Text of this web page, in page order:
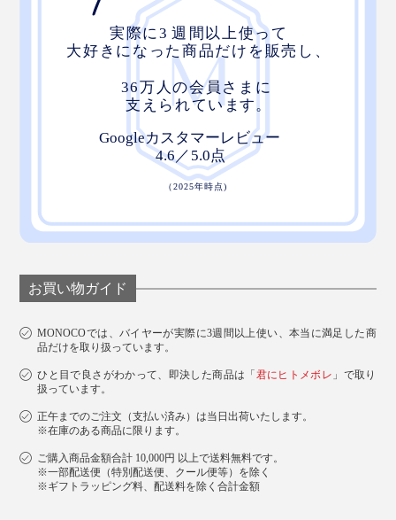
お買い物ガイド
MONOCOでは、バイヤーが実際に3週間以上使い、本当に満足した商
品だけを取り扱っています。
ひと目で良さがわかって、即決した商品は「 君にヒトメボレ 」で取り
扱っています。
正午までのご注文（支払い済み）は当日出荷いたします。
※在庫のある商品に限ります。
ご購入商品金額合計 10,000円 以上で送料無料です。
※一部配送便（特別配送便、クール便等）を除く
※ギフトラッピング料、配送料を除く合計金額